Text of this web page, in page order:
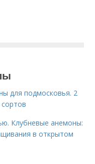
для подмосковья. 2
Клубневые анемоны:
в открытом